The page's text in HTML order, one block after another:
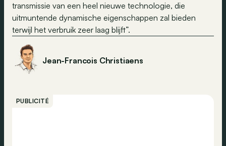
transmissie van een heel nieuwe technologie, die
uitmuntende dynamische eigenschappen zal bieden
terwijl het verbruik zeer laag blijft”.
Jean-Francois Christiaens
PUBLICITÉ